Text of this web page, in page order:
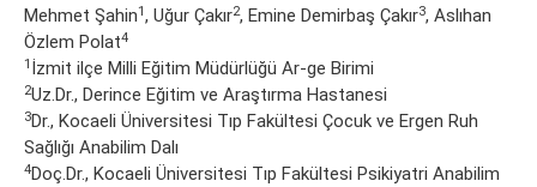
Mehmet Şahin1, Uğur Çakır2, Emine Demirbaş Çakır3, Aslıhan
Özlem Polat4
1 İzmit ilçe Milli Eğitim Müdürlüğü Ar-ge Birimi
2Uz.Dr., Derince Eğitim ve Araştırma Hastanesi
3Dr., Kocaeli Üniversitesi Tıp Fakültesi Çocuk ve Ergen Ruh
Sağlığı Anabilim Dalı
4Doç.Dr., Kocaeli Üniversitesi Tıp Fakültesi Psikiyatri Anabilim